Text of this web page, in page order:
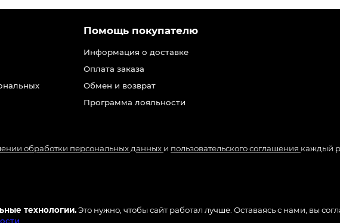
технологии.Это нужно, чтобы сайт работал лучше. Оставаясь с нами, вы
Помощь покупателю
Информация о доставке
Оплата заказа
Обмен и возврат
Программа лояльности
обработки персональных данных и пользовательского соглашения каждый